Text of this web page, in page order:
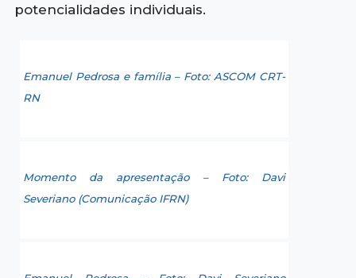
potencialidades individuais.
Emanuel Pedrosa e família – Foto: ASCOM CRT-
RN
Momento da apresentação – Foto: Davi
Severiano (Comunicação IFRN)